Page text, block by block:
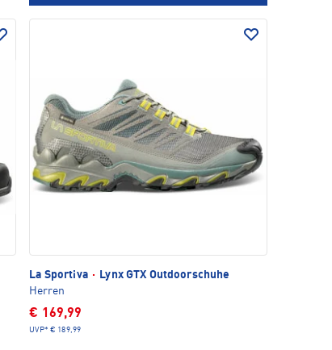
La Sportiva ·
Lynx GTX Outdoorschuhe
Herren
€ 169,99
UVP* € 189,99